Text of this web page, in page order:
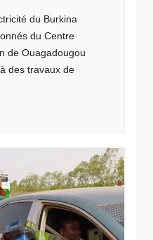
du Burkina
du Centre
de Ouagadougou
des travaux de